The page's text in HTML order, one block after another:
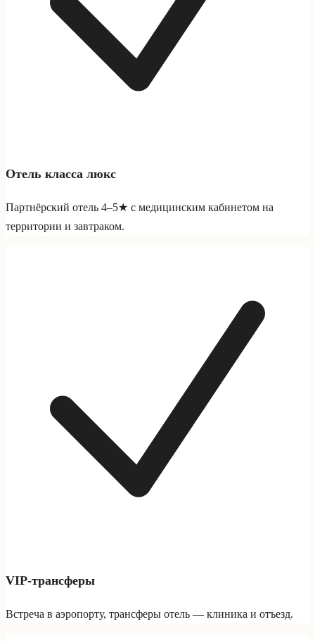
Отель класса люкс
Партнёрский отель 4–5★ с медицинским кабинетом на
территории и завтраком.
VIP-трансферы
Встреча в аэропорту, трансферы отель — клиника и отъезд.